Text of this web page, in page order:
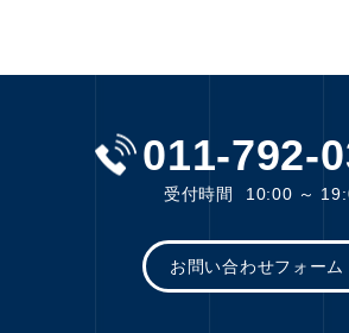
011-792-
受付時間 10:00 ～
お問い合わせフォーム